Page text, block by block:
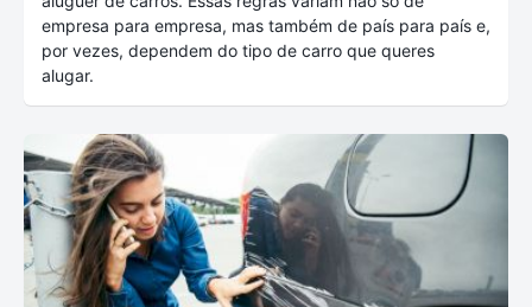
empresa para empresa, mas também de país para país e,
por vezes, dependem do tipo de carro que queres
alugar.